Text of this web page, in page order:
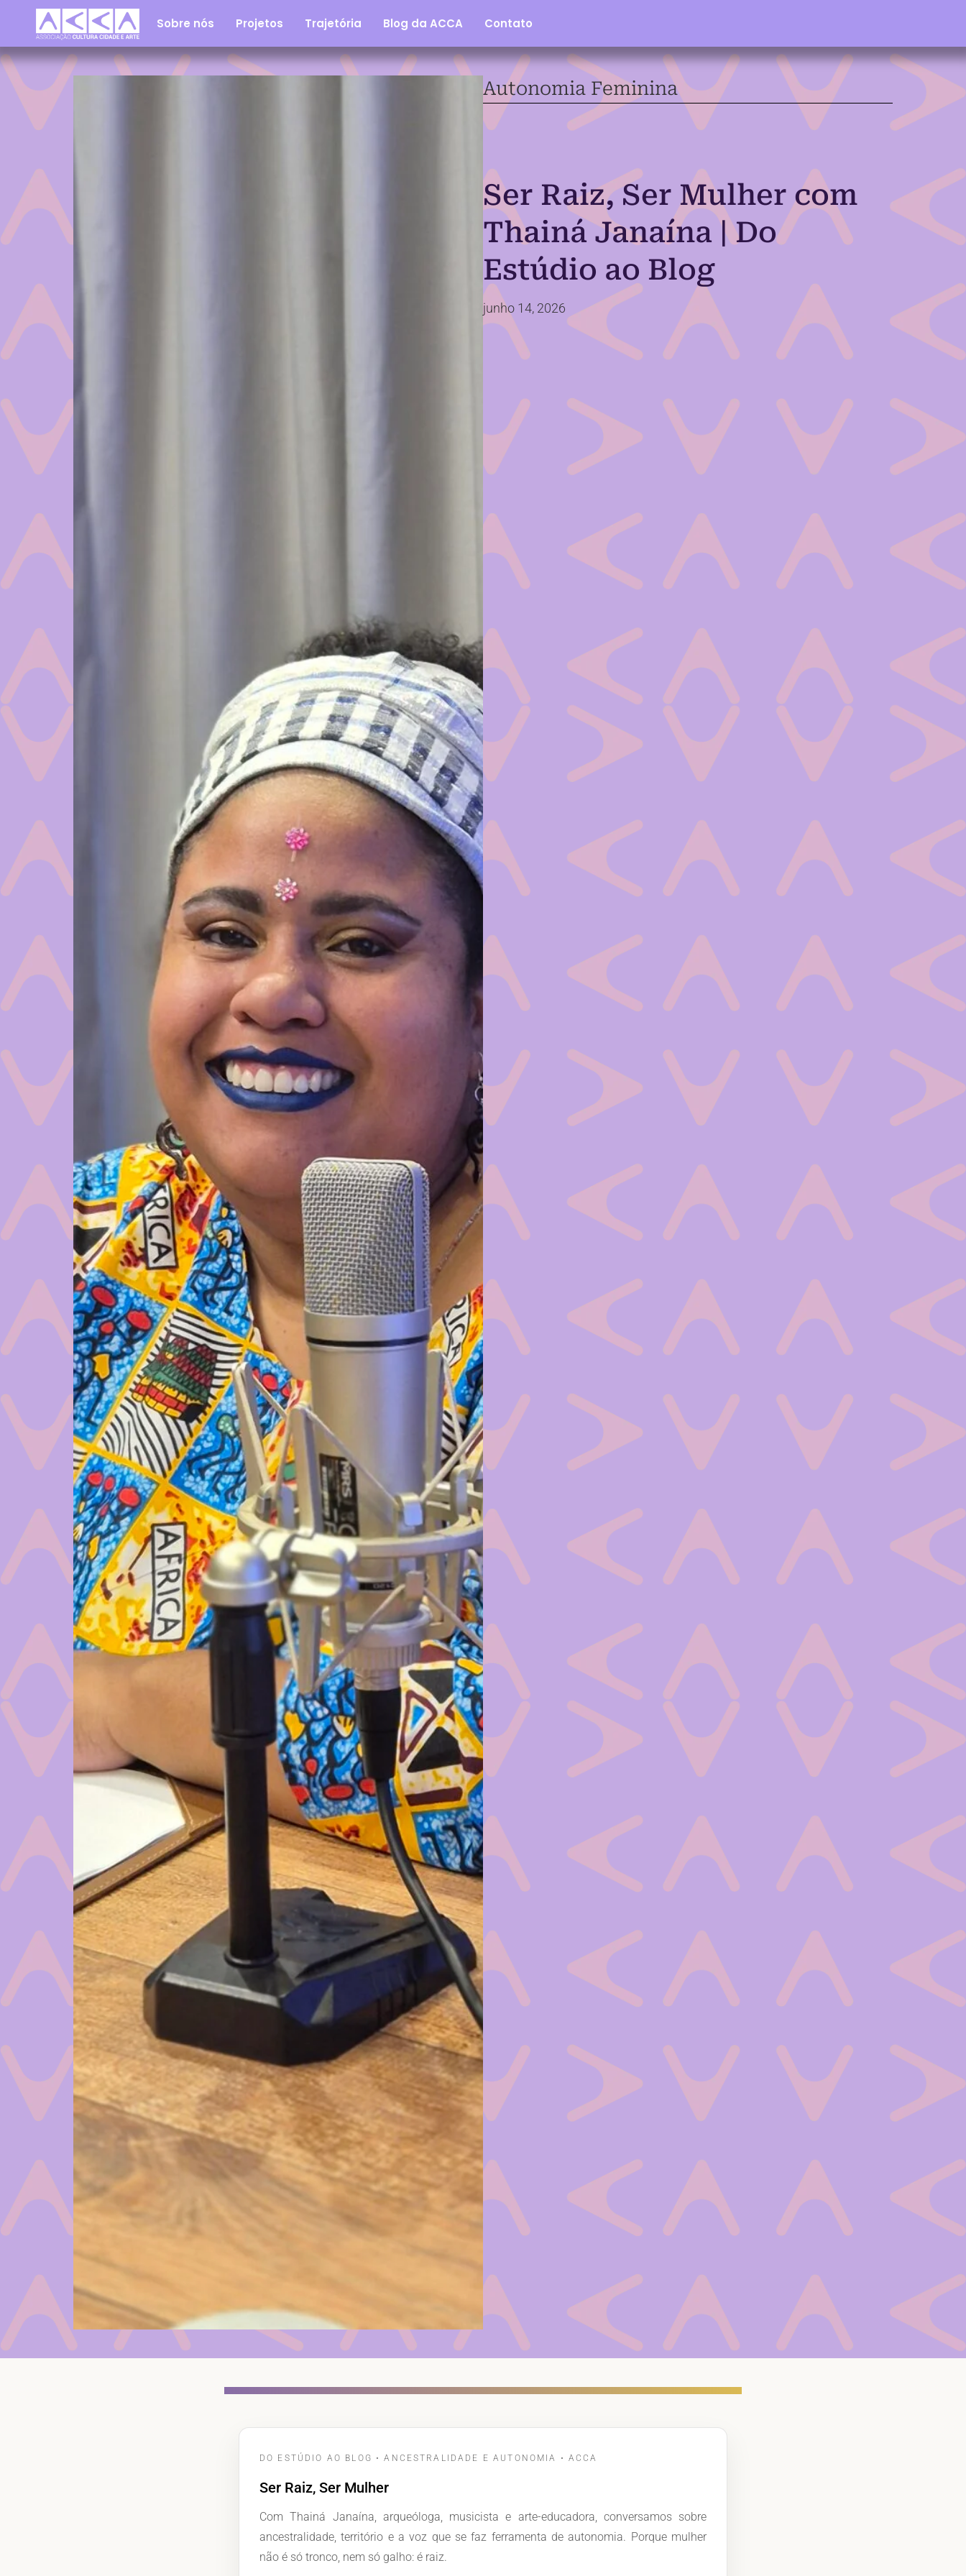
Sobre nós Projetos Trajetória Blog da ACCA Contato
Autonomia Feminina
Ser Raiz, Ser Mulher com
Thainá Janaína | Do
Estúdio ao Blog
junho 14, 2026
DO ESTÚDIO AO BLOG • ANCESTRALIDADE E AUTONOMIA • ACCA
Ser Raiz, Ser Mulher
Com Thainá Janaína, arqueóloga, musicista e arte-educadora, conversamos sobre
ancestralidade, território e a voz que se faz ferramenta de autonomia. Porque mulher
não é só tronco, nem só galho: é raiz.